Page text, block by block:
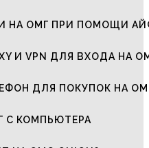
НА ОМГ ПРИ ПОМОЩИ
И VPN ДЛЯ ВХОДА НА
ДЛЯ ПОКУПОК НА
С КОМПЬЮТЕРА